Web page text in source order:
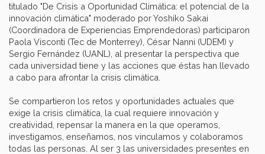
titulado "De Crisis a Oportunidad Climática: el potencial de la
innovación climática" moderado por Yoshiko Sakai
(Coordinadora de Experiencias Emprendedoras) participaron
Paola Visconti (Tec de Monterrey), César Nanni (UDEM) y
Sergio Fernández (UANL), al presentar la perspectiva que
cada universidad tiene y las acciones que éstas han llevado
a cabo para afrontar la crisis climática.
Se compartieron los retos y oportunidades actuales que
exige la crisis climática, la cual requiere innovación y
creatividad, repensar la manera en la que operamos,
investigamos, enseñamos, nos vinculamos y colaboramos
todas las personas. Al ser 3 las universidades presentes en